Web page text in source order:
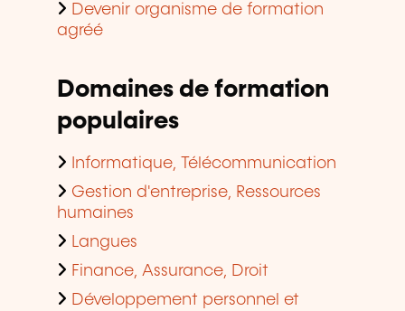
Devenir organisme de formation
agréé
Domaines de formation
populaires
Informatique, Télécommunication
Gestion d'entreprise, Ressources
humaines
Langues
Finance, Assurance, Droit
Développement personnel et